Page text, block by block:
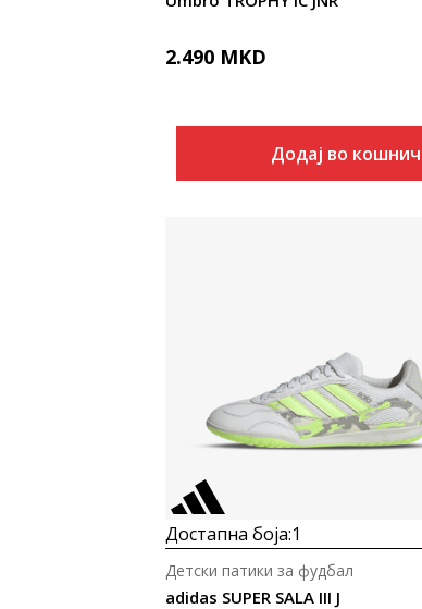
2.490 MKD
Додај во
Uporedi
Достапна боја:1
adidas SUPER SALA III J
Детски патики за фудбал